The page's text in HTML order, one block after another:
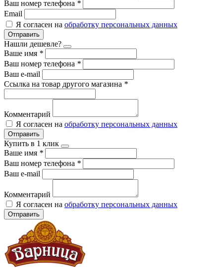
Ваш номер телефона *
Email
Я согласен на обработку персональных данных
Отправить
Нашли дешевле?
Ваше имя *
Ваш номер телефона *
Ваш e-mail
Ссылка на товар другого магазина *
Комментарий
Я согласен на обработку персональных данных
Отправить
Купить в 1 клик
Ваше имя *
Ваш номер телефона *
Ваш e-mail
Комментарий
Я согласен на обработку персональных данных
Отправить